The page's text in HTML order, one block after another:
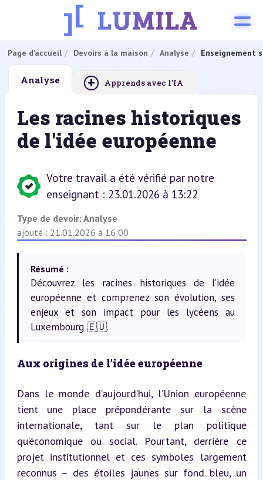
Page d’accueil Devoirs à la maison Analyse Enseignement
Analyse + Apprends avec l'IA
Les racines historiques
de l'idée européenne
Votre travail a été vérifié par notre
enseignant : 23.01.2026 à 13:22
Type de devoir: Analyse
ajouté : 21.01.2026 à 16:00
Résumé :
Découvrez les racines historiques de l’idée
européenne et comprenez son évolution, ses
enjeux et son impact pour les lycéens au
Luxembourg 🇪🇺.
Aux origines de l’idée européenne
Dans le monde d’aujourd’hui, l’Union européenne
tient une place prépondérante sur la scène
internationale, tant sur le plan politique
qu’économique ou social. Pourtant, derrière ce
projet institutionnel et ces symboles largement
reconnus – des étoiles jaunes sur fond bleu, un